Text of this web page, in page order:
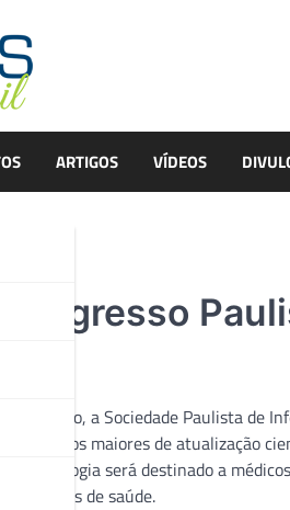
ARTIGOS VÍDEOS
a Sociedade Paulista de
é um dos maiores de atualização
Infectologia será destinado a
de saúde.